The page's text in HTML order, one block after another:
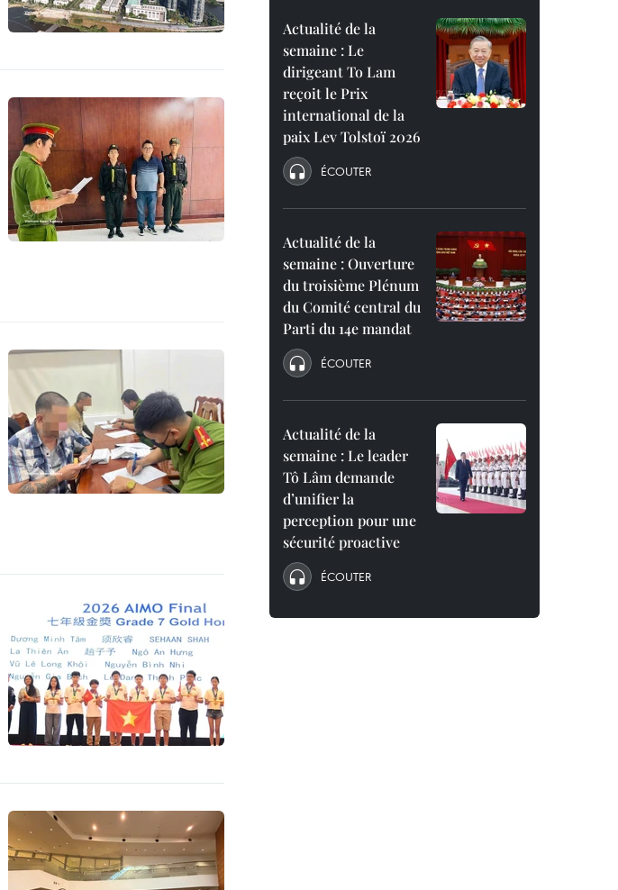
Actualité de la
semaine : Le
dirigeant To Lam
reçoit le Prix
international de la
paix Lev Tolstoï 2026
ÉCOUTER
Actualité de la
semaine : Ouverture
du troisième Plénum
du Comité central du
Parti du 14e mandat
ÉCOUTER
Actualité de la
semaine : Le leader
Tô Lâm demande
d’unifier la
perception pour une
sécurité proactive
ÉCOUTER